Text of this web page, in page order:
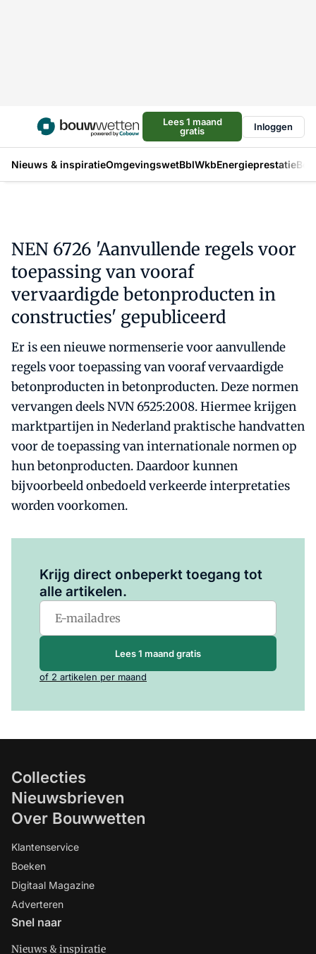
Lees 1 maand
gratis
Inloggen
Nieuws & inspiratieOmgevingswetBblWkbEnergieprestatie
NEN 6726 'Aanvullende regels voor
toepassing van vooraf
vervaardigde betonproducten in
constructies' gepubliceerd
Er is een nieuwe normenserie voor aanvullende
regels voor toepassing van vooraf vervaardigde
betonproducten in betonproducten. Deze normen
vervangen deels NVN 6525:2008. Hiermee krijgen
marktpartijen in Nederland praktische handvatten
voor de toepassing van internationale normen op
hun betonproducten. Daardoor kunnen
bijvoorbeeld onbedoeld verkeerde interpretaties
worden voorkomen.
Krijg direct onbeperkt toegang tot
alle artikelen.
Lees 1 maand gratis
of 2 artikelen per maand
Collecties
Nieuwsbrieven
Over Bouwwetten
Klantenservice
Boeken
Digitaal Magazine
Adverteren
Snel naar
Nieuws & inspiratie